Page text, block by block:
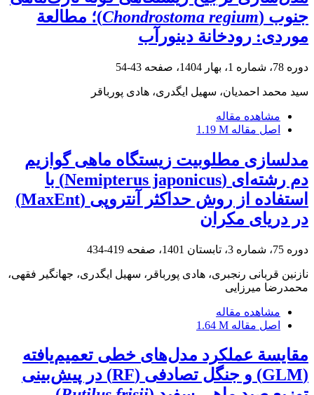
جنوب (Chondrostoma regium)؛ مطالعة
موردی: رودخانة دینورآب
دوره 78، شماره 1، بهار 1404، صفحه 43-54
سید محمد احمدیان، سهیل ایگدری، هادی پورباقر
مشاهده مقاله
اصل مقاله 1.19 M
مدلسازی مطلوبیت زیستگاه ماهی گوازیم
دم رشته‌ای (Nemipterus japonicus) با
استفاده از روش حداکثر آنتروپی (MaxEnt)
در دریای مکران
دوره 75، شماره 3، تابستان 1401، صفحه 419-434
نازنین قربانی رنجبری، هادی پورباقر، سهیل ایگدری، جهانگیر فقهی،
محمدرضا میرزایی
مشاهده مقاله
اصل مقاله 1.64 M
مقایسة عملکرد مدل‌های خطی تعمیم‌یافته
(GLM) و جنگل تصادفی (RF) در پیش‌بینی